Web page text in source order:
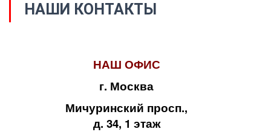
НАШИ КОНТАКТЫ
НАШ ОФИС
г. Москва
Мичуринский просп.,
д. 34, 1 этаж